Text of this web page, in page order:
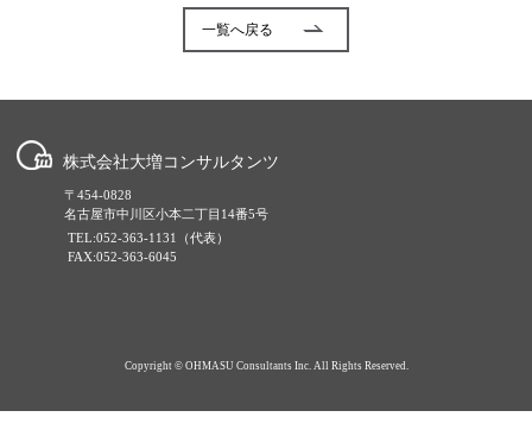
一覧へ戻る
株式会社大増コンサルタンツ
〒454-0828
名古屋市中川区小本二丁目14番5号
TEL:052-363-1131（代表）
FAX:052-363-6045
Copyright © OHMASU Consultants Inc. All Rights Reserved.